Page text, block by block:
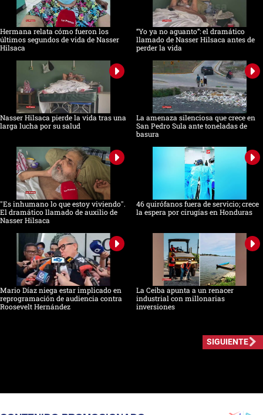
Hermana relata cómo fueron los
últimos segundos de vida de Nasser
Hilsaca
“Yo ya no aguanto”: el dramático
llamado de Nasser Hilsaca antes de
perder la vida
Nasser Hilsaca pierde la vida tras una
larga lucha por su salud
La amenaza silenciosa que crece en
San Pedro Sula ante toneladas de
basura
"Es inhumano lo que estoy viviendo".
El dramático llamado de auxilio de
Nasser Hilsaca
46 quirófanos fuera de servicio; crece
la espera por cirugías en Honduras
Mario Díaz niega estar implicado en
reprogramación de audiencia contra
Roosevelt Hernández
La Ceiba apunta a un renacer
industrial con millonarias
inversiones
SIGUIENTE